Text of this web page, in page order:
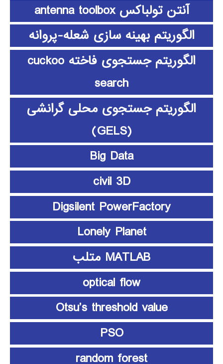
آنتن تولباکس antenna toolbox
الگوریتم بهینه سازی شعله-پروانه
الگوریتم جستجوی فاخته cuckoo
search
الگوریتم جستجوی محلی گرانشی
(GELS)
Big Data
civil 3D
Digsilent PowerFactory
Lonely Planet
MATLAB متلب
optical flow
Otsu’s threshold value
PSO
random forest